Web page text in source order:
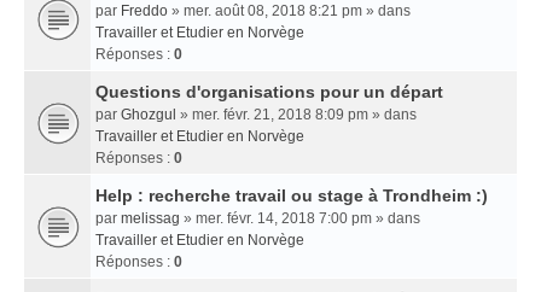
par Freddo » mer. août 08, 2018 8:21 pm » dans
Travailler et Etudier en Norvège
Réponses : 0
Questions d'organisations pour un départ
par Ghozgul » mer. févr. 21, 2018 8:09 pm » dans
Travailler et Etudier en Norvège
Réponses : 0
Help : recherche travail ou stage à Trondheim :)
par melissag » mer. févr. 14, 2018 7:00 pm » dans
Travailler et Etudier en Norvège
Réponses : 0